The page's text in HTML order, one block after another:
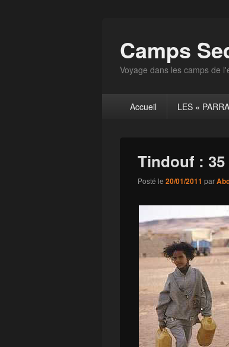
Camps
Voyage dans les camps de
principalAccueil LES «
Tindouf :
Posté le 20/01/2011 par